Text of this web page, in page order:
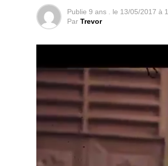
Publie 9 ans . le 13/05/2017 à
Par Trevor